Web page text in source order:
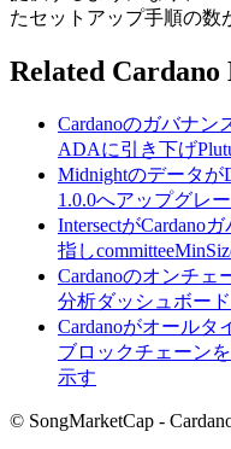
たセットアップ手順の数
Related Cardano
Cardanoのガバナン
ADAに引き下げ
Midnightのデータが
1.0.0へアップグレ
IntersectがCardano
指し
Cardanoのオンチェ
分析ダッシュボー
Cardanoがオールタ
ブロックチェーン
示す
© SongMarketCap -